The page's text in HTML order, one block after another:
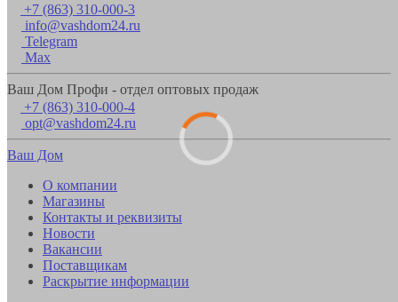
+7 (863) 310-000-3
info@vashdom24.ru
Telegram
Max
Ваш Дом Профи - отдел оптовых продаж
+7 (863) 310-000-4
opt@vashdom24.ru
Ваш Дом
О компании
Магазины
Контакты и реквизиты
Новости
Вакансии
Поставщикам
Раскрытие информации